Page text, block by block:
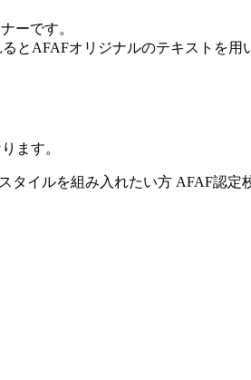
ーです。
AFAFオリジナルのテキストを用
ます。
タイルを組み入れたい方 AFAF認定